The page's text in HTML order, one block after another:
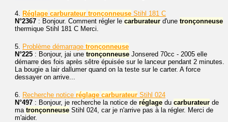
4. Réglage carburateur tronçonneuse Stihl 181 C
N°2367 : Bonjour. Comment régler le carburateur d'une tronçonneuse
thermique Stihl 181 C Merci.
5. Problème démarrage tronçonneuse
N°225 : Bonjour, jai une tronçonneuse Jonsered 70cc - 2005 elle
démarre des fois après sêtre épuisée sur le lanceur pendant 2 minutes.
La bougie a lair dallumer quand on la teste sur le carter. A force
dessayer on arrive...
6. Recherche notice réglage carburateur Stihl 024
N°497 : Bonjour, je recherche la notice de réglage du carburateur de
ma tronçonneuse Stihl 024, car je n'arrive pas à la régler. Merci de
m'aider.